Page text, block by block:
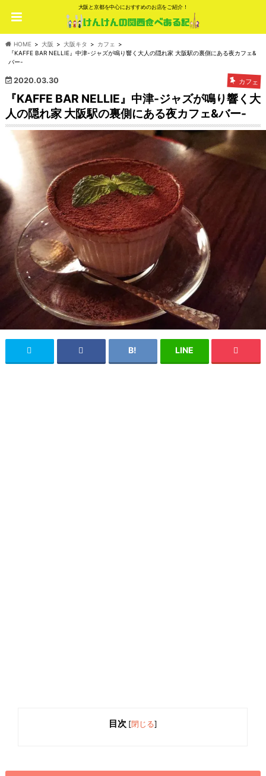
大阪と京都を中心におすすめのお店をご紹介！
HOME 大阪 大阪キタ
カフェ
『KAFFE BAR NELLIE』中津-ジャズが鳴り響く大人の隠れ家 大阪駅の裏側にある夜カフェ&
バー-
2020.03.30 カフェ
『KAFFE BAR NELLIE』中津-ジャズが鳴り響く大
人の隠れ家 大阪駅の裏側にある夜カフェ&バー-
目次 [閉じる]